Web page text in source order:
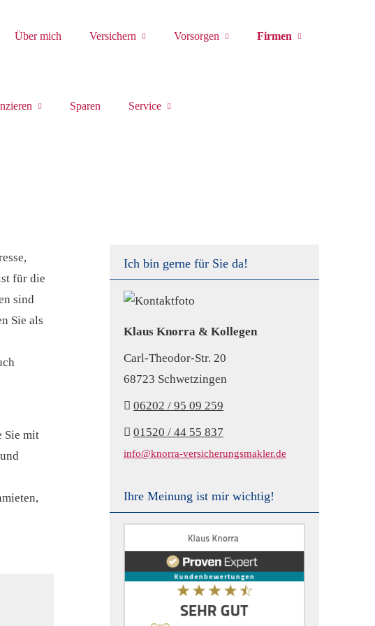
Über mich Versichern Vorsorgen Firmen
Sparen Service
Ich bin gerne für Sie da!
Klaus Knorra & Kollegen
Carl-Theodor-Str. 20
68723 Schwetzingen
06202 / 95 09 259
01520 / 44 55 837
info@knorra-versicherungsmakler.de
Ihre Meinung ist mir wichtig!
für die
sind
Sie als
Sie mit